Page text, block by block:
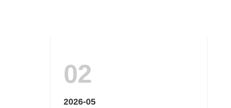
02
2026-05